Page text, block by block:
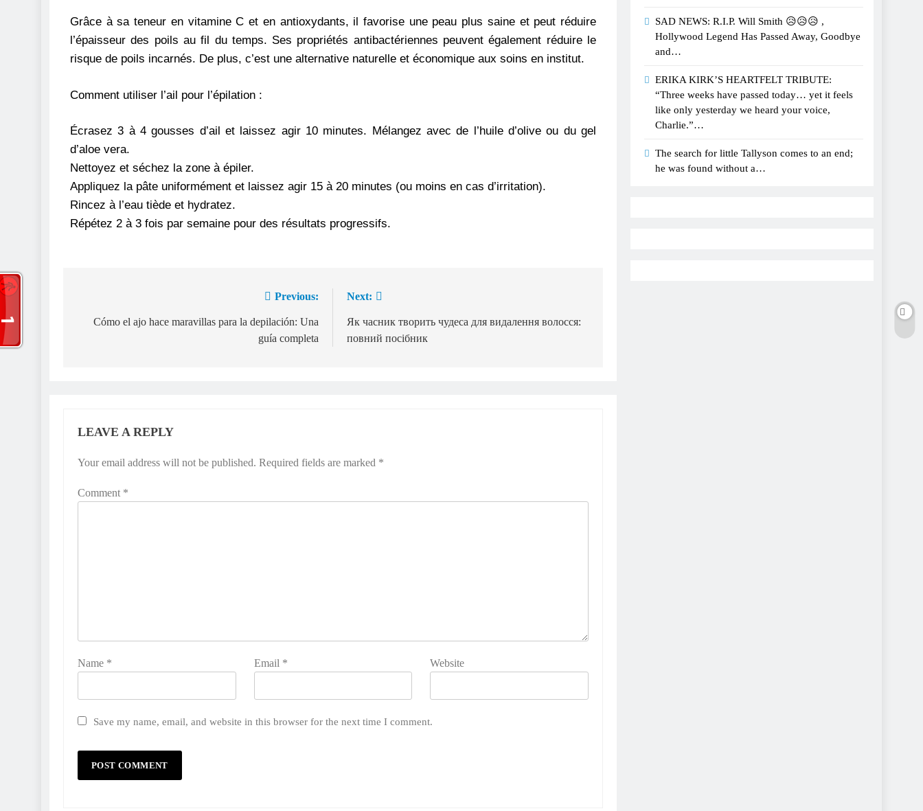
Grâce à sa teneur en vitamine C et en antioxydants, il favorise une peau plus saine et peut réduire
l’épaisseur des poils au fil du temps. Ses propriétés antibactériennes peuvent également réduire le
risque de poils incarnés. De plus, c’est une alternative naturelle et économique aux soins en institut.
Comment utiliser l’ail pour l’épilation :
Écrasez 3 à 4 gousses d’ail et laissez agir 10 minutes. Mélangez avec de l’huile d’olive ou du gel
d’aloe vera.
Nettoyez et séchez la zone à épiler.
Appliquez la pâte uniformément et laissez agir 15 à 20 minutes (ou moins en cas d’irritation).
Rincez à l’eau tiède et hydratez.
Répétez 2 à 3 fois par semaine pour des résultats progressifs.
Previous:
Cómo el ajo hace maravillas para la depilación: Una
guía completa
Next:
Як часник творить чудеса для видалення волосся:
повний посібник
LEAVE A REPLY
Your email address will not be published. Required fields are marked *
Comment *
Name * Email * Website
Save my name, email, and website in this browser for the next time I comment.
SAD NEWS: R.I.P. Will Smith 😥😥😥 ,
Hollywood Legend Has Passed Away, Goodbye
and…
ERIKA KIRK’S HEARTFELT TRIBUTE:
“Three weeks have passed today… yet it feels
like only yesterday we heard your voice,
Charlie.”…
The search for little Tallyson comes to an end;
he was found without a…